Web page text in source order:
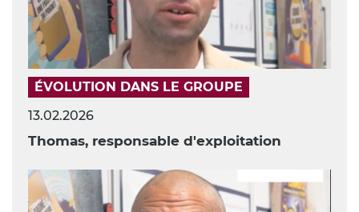
ÉVOLUTION DANS LE GROUPE
13.02.2026
Thomas, responsable d'exploitation